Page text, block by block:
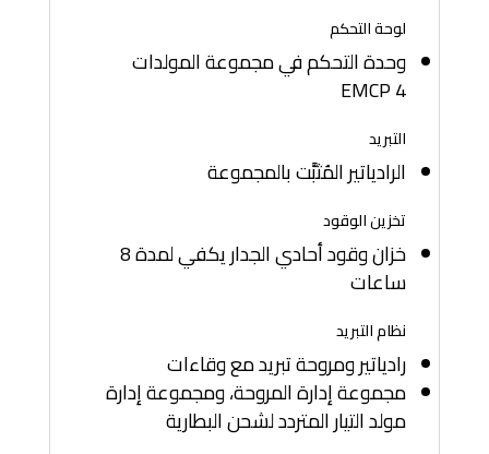
لوحة التحكم
وحدة التحكم في مجموعة المولدات
EMCP 4
التبريد
الرادياتير المُثبَّت بالمجموعة
تخزين الوقود
خزان وقود أحادي الجدار يكفي لمدة 8
ساعات
نظام التبريد
رادياتير ومروحة تبريد مع وقاءات
مجموعة إدارة المروحة، ومجموعة إدارة
مولد التيار المتردد لشحن البطارية